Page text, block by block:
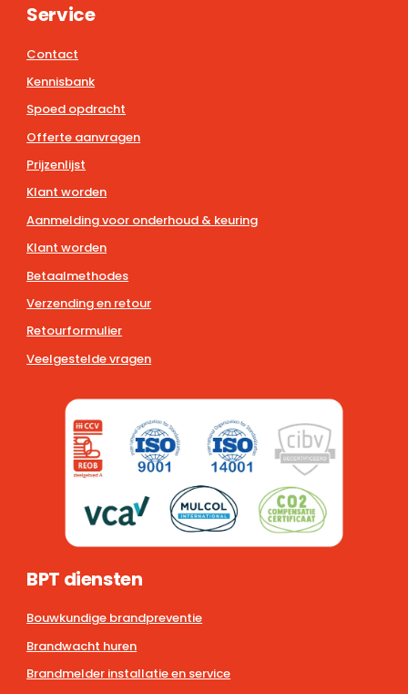
Service
Contact
Kennisbank
Spoed opdracht
Offerte aanvragen
Prijzenlijst
Klant worden
Aanmelding voor onderhoud & keuring
Klant worden
Betaalmethodes
Verzending en retour
Retourformulier
Veelgestelde vragen
BPT diensten
Bouwkundige brandpreventie
Brandwacht huren
Brandmelder installatie en service